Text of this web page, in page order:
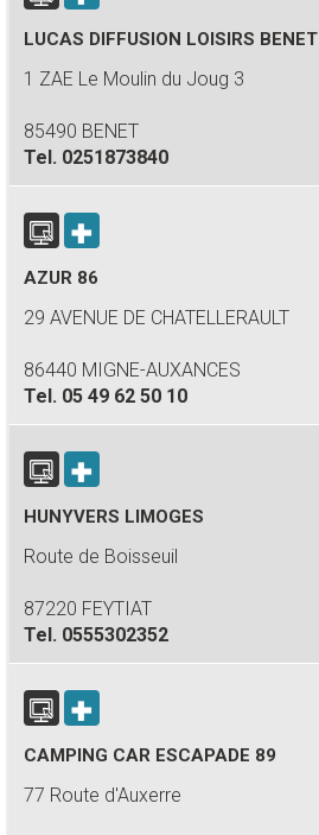
LUCAS DIFFUSION LOISIRS BENET
1 ZAE Le Moulin du Joug 3
85490 BENET
Tel. 0251873840
AZUR 86
29 AVENUE DE CHATELLERAULT
86440 MIGNE-AUXANCES
Tel. 05 49 62 50 10
HUNYVERS LIMOGES
Route de Boisseuil
87220 FEYTIAT
Tel. 0555302352
CAMPING CAR ESCAPADE 89
77 Route d'Auxerre